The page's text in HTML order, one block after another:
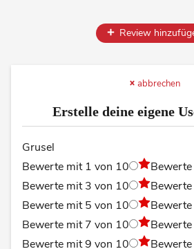
Review
abbrechen
Erstelle deine eigene
Grusel
Bewerte mit 1 von 10
Bewerte mit 3 von 10
Bewerte mit 5 von 10
Bewerte mit 7 von 10
Bewerte mit 9 von 10